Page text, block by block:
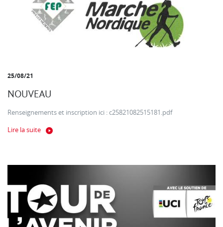
25/08/21
NOUVEAU
Renseignements et inscription ici : c25821082515181.pdf
Lire la suite